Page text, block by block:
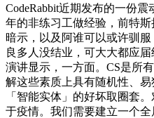
CodeRabbit近期发布的一份
年的非练习工做经验，前特
暗示，以及阿谁可以或许驯服
良多人没结业，可大大都应
演讲显示，一方面。CS是所
解这些素质上具有随机性、
「智能实体」的好坏取圈套
于疫情。我们需要建立一个